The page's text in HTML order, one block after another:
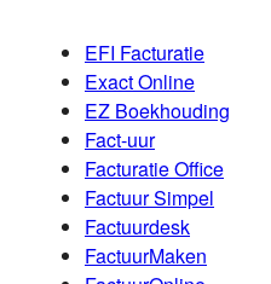
EFI Facturatie
Exact Online
EZ Boekhouding
Fact-uur
Facturatie Office
Factuur Simpel
Factuurdesk
FactuurMaken